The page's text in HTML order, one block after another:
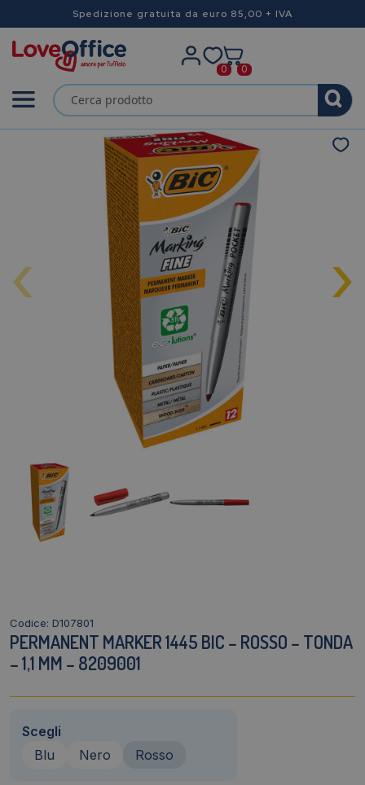
Spedizione gratuita da euro 85,00 + IVA
0 0
‹ ›
Codice: D107801
PERMANENT MARKER 1445 BIC – ROSSO – TONDA
– 1,1 MM – 8209001
Scegli
Blu
Nero Rosso